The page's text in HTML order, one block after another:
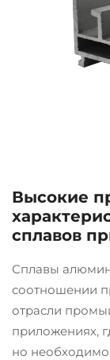
Высокие
сплавов
Сплавы
соотношении
отрасли
приложениях,
но необходимо